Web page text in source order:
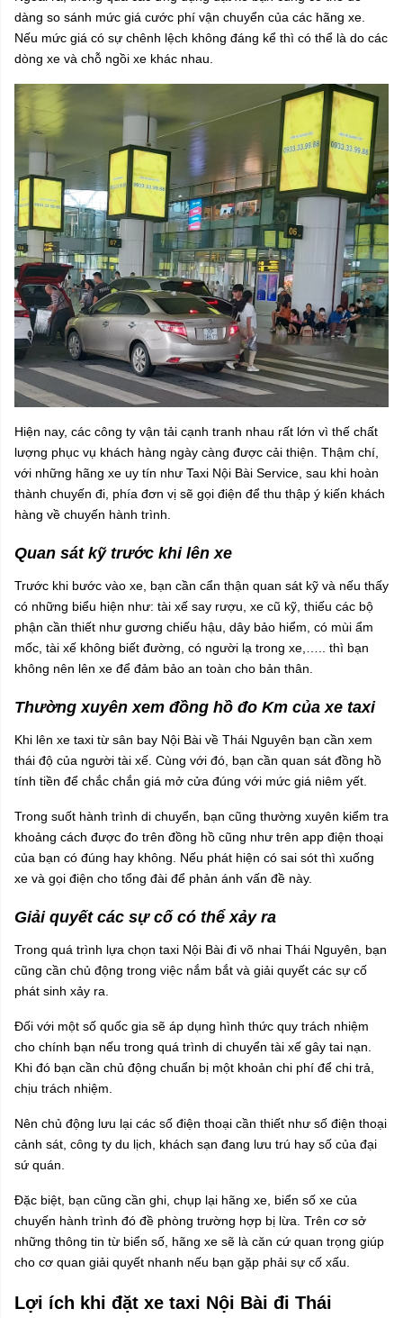
dàng so sánh mức giá cước phí vận chuyển của các hãng xe.
Nếu mức giá có sự chênh lệch không đáng kể thì có thể là do các
dòng xe và chỗ ngồi xe khác nhau.
Hiện nay, các công ty vận tải cạnh tranh nhau rất lớn vì thế chất
lượng phục vụ khách hàng ngày càng được cải thiện. Thậm chí,
với những hãng xe uy tín như Taxi Nội Bài Service, sau khi hoàn
thành chuyến đi, phía đơn vị sẽ gọi điện để thu thập ý kiến khách
hàng về chuyến hành trình.
Quan sát kỹ trước khi lên xe
Trước khi bước vào xe, bạn cần cẩn thận quan sát kỹ và nếu thấy
có những biểu hiện như: tài xế say rượu, xe cũ kỹ, thiếu các bộ
phận cần thiết như gương chiếu hậu, dây bảo hiểm, có mùi ẩm
mốc, tài xế không biết đường, có người lạ trong xe,….. thì bạn
không nên lên xe để đảm bảo an toàn cho bản thân.
Thường xuyên xem đồng hồ đo Km của xe taxi
Khi lên xe taxi từ sân bay Nội Bài về Thái Nguyên bạn cần xem
thái độ của người tài xế. Cùng với đó, bạn cần quan sát đồng hồ
tính tiền để chắc chắn giá mở cửa đúng với mức giá niêm yết.
Trong suốt hành trình di chuyển, bạn cũng thường xuyên kiểm tra
khoảng cách được đo trên đồng hồ cũng như trên app điện thoại
của bạn có đúng hay không. Nếu phát hiện có sai sót thì xuống
xe và gọi điện cho tổng đài để phản ánh vấn đề này.
Giải quyết các sự cố có thể xảy ra
Trong quá trình lựa chọn taxi Nội Bài đi võ nhai Thái Nguyên, bạn
cũng cần chủ động trong việc nắm bắt và giải quyết các sự cố
phát sinh xảy ra.
Đối với một số quốc gia sẽ áp dụng hình thức quy trách nhiệm
cho chính bạn nếu trong quá trình di chuyển tài xế gây tai nạn.
Khi đó bạn cần chủ động chuẩn bị một khoản chi phí để chi trả,
chịu trách nhiệm.
Nên chủ động lưu lại các số điện thoại cần thiết như số điện thoại
cảnh sát, công ty du lịch, khách sạn đang lưu trú hay số của đại
sứ quán.
Đặc biệt, bạn cũng cần ghi, chụp lại hãng xe, biển số xe của
chuyến hành trình đó đề phòng trường hợp bị lừa. Trên cơ sở
những thông tin từ biển số, hãng xe sẽ là căn cứ quan trọng giúp
cho cơ quan giải quyết nhanh nếu bạn gặp phải sự cố xấu.
Lợi ích khi đặt xe taxi Nội Bài đi Thái